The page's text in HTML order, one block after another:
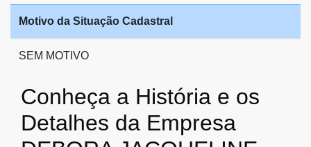
Motivo da Situação Cadastral
SEM MOTIVO
Conheça a História e os
Detalhes da Empresa